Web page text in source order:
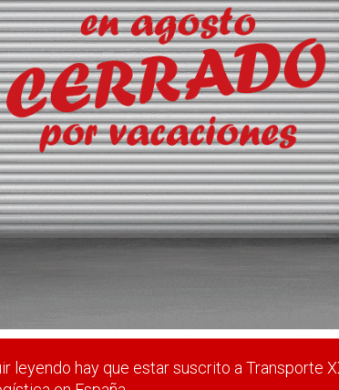
de última milla
Mondo Convenienza y Box2Box para el
de la geografía española.
suscrito a Transporte XXI, el periódico del
Nombre de usuario (elija un nombre)*
leyendo hay que estar suscrito a Transporte